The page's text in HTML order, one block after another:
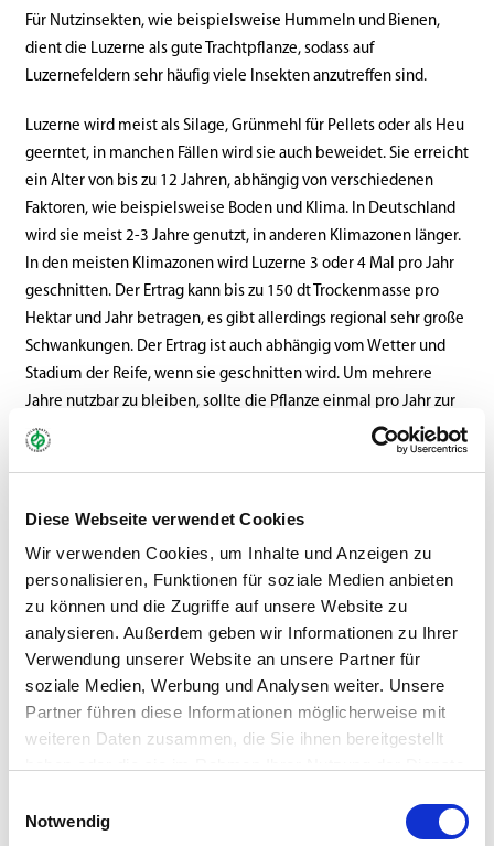
Diese Webseite verwendet Cookies
Wir verwenden Cookies, um Inhalte und Anzeigen zu
personalisieren, Funktionen für soziale Medien anbieten
zu können und die Zugriffe auf unsere Website zu
analysieren. Außerdem geben wir Informationen zu Ihrer
Verwendung unserer Website an unsere Partner für
soziale Medien, Werbung und Analysen weiter. Unsere
Partner führen diese Informationen möglicherweise mit
weiteren Daten zusammen, die Sie ihnen bereitgestellt
Notwendig
Für Nutzinsekten, wie beispielsweise Hummeln und Bienen,
dient die Luzerne als gute Trachtpflanze, sodass auf
Luzernefeldern sehr häufig viele Insekten anzutreffen sind.
Luzerne wird meist als Silage, Grünmehl für Pellets oder als Heu
geerntet, in manchen Fällen wird sie auch beweidet. Sie erreicht
ein Alter von bis zu 12 Jahren, abhängig von verschiedenen
Faktoren, wie beispielsweise Boden und Klima. In Deutschland
wird sie meist 2-3 Jahre genutzt, in anderen Klimazonen länger.
In den meisten Klimazonen wird Luzerne 3 oder 4 Mal pro Jahr
geschnitten. Der Ertrag kann bis zu 150 dt Trockenmasse pro
Hektar und Jahr betragen, es gibt allerdings regional sehr große
Schwankungen. Der Ertrag ist auch abhängig vom Wetter und
Stadium der Reife, wenn sie geschnitten wird. Um mehrere
Jahre nutzbar zu bleiben, sollte die Pflanze einmal pro Jahr zur
Blüte gelangen.
Sojabohne kann die Luzerne mit einem Proteinertrag von bis zu
25 dt pro Hektar und Jahr doppelt so viel Protein erzeugen wie
die Sojabohne, deren Proteinertrag pro Hektar und Jahr bei ca.
12 dt liegt.